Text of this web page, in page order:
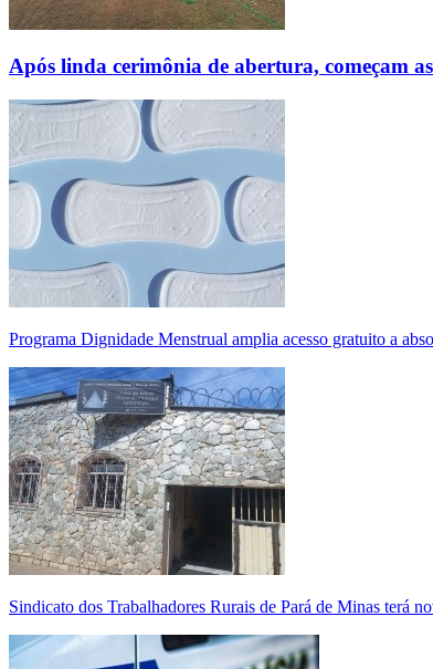
Após linda cerimônia de abertura, começam
Programa Dignidade Menstrual amplia acesso gratuito a
Sindicato dos Trabalhadores Rurais de Pará de Minas terá